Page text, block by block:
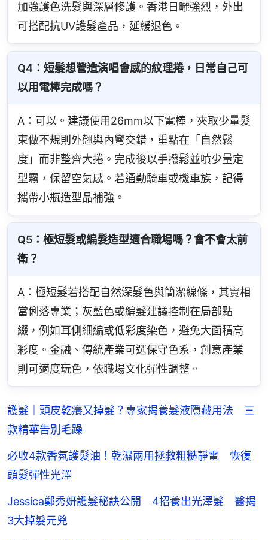
加強護色洗髮與深層修護。香港日曬強烈，外出
可搭配抗UV護髮產品，延緩退色。
Q4：短髮想營造演唱會感的紋理捲，日常自己可
以用電棒完成嗎？
A：可以。建議使用26mm以下電棒，夾取少量髮
束做不規則外翹與內彎交錯，重點在「自然鬆
度」而非整齊大捲。完成後以手撥鬆並噴少量定
型霧，保留空氣感。若通勤騎車或機車族，記得
攜帶小瓶造型品補強。
Q5：極短髮或編髮造型適合職場嗎？會不會太前
衛？
A：極短髮若搭配自然深髮色與簡潔線條，其實相
當俐落專業；灰藍色或編髮建議控制在局部點
綴，例如耳側細編或低彩度染色，避免大面積高
彩度。金融、傳統產業可選保守色系，創意產業
則可適度玩色，依職場文化彈性調整。
護髮｜頭皮乾癢又掉髮？專家揭養髮液隱藏用法 三
款精華告別毛躁
必收4款香氛護髮油！乾濕兩用拯救粗糙靜電 恢復
頭髮彈性光澤
Jessica鄭秀妍護髮秘訣公開 4招養出光澤髮 醫揭
3大掉髮元兇